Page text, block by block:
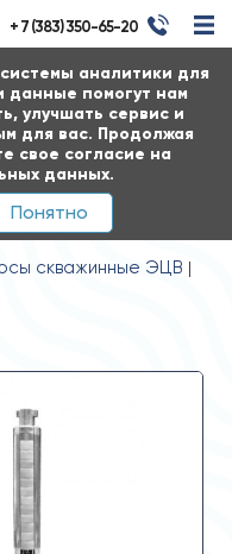
аналитики для
данные помогут нам
улучшать сервис и
для вас. Продолжая
свое согласие на
данных.
Понятно
+ 7 (383) 350-65-20
скважинные ЭЦВ